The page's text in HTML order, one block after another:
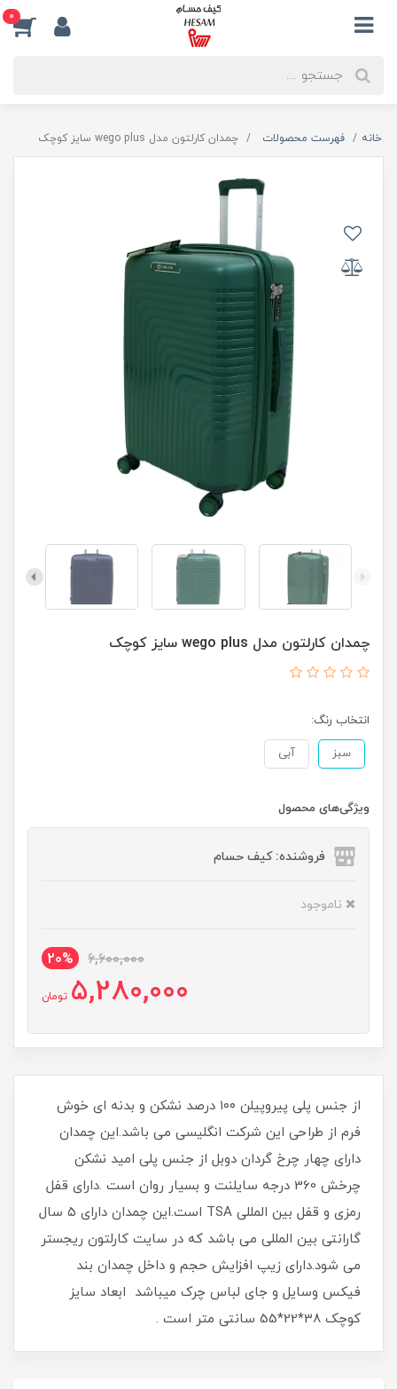
0
خانه فهرست محصولات چمدان کارلتون مدل wego plus سایز کوچک
چمدان کارلتون مدل wego plus سایز کوچک
انتخاب رنگ:
سبز آبی
ویژگی‌های محصول
فروشنده: کیف حسام
ناموجود
6,600,000
20%
5,280,000 تومان
از جنس پلی پیروپیلن ۱۰۰ درصد نشکن و بدنه ای خوش
فرم از طراحی این شرکت انگلیسی می باشد.این چمدان
دارای چهار چرخ گردان دوبل از جنس پلی امید نشکن
چرخش 360 درجه سایلنت و بسیار روان است .دارای قفل
رمزی و قفل بین المللی TSA است.این چمدان دارای ۵ سال
گارانتی بین المللی می باشد که در سایت کارلتون ریجستر
می شود.دارای زیپ افزایش حجم و داخل چمدان بند
فیکس وسایل و جای لباس چرک میباشد ابعاد سایز
کوچک 38*22*55 سانتی متر است .